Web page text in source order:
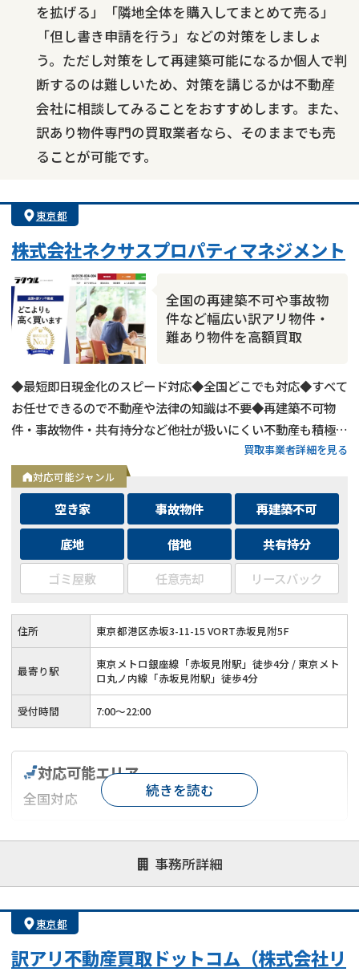
を拡げる」「隣地全体を購入してまとめて売る」
「但し書き申請を行う」などの対策をしましょ
う。ただし対策をして再建築可能になるか個人で判
断するのは難しいため、対策を講じるかは不動産
会社に相談してみることをおすすめします。また、
訳あり物件専門の買取業者なら、そのままでも売
ることが可能です。
東京都
株式会社ネクサスプロパティマネジメント
全国の再建築不可や事故物
件など幅広い訳アリ物件・
難あり物件を高額買取
◆最短即日現金化のスピード対応◆全国どこでも対応◆すべて
お任せできるので不動産や法律の知識は不要◆再建築不可物
件・事故物件・共有持分など他社が扱いにくい不動産も積極買
取◆残置物・ゴミ屋敷・シロアリ被害がある物件もそのままで
買取
買取事業者詳細を見る
対応可能ジャンル
空き家 事故物件
再建築不可
底地
借地
共有持分
ゴミ屋敷
任意売却 リースバック
住所 東京都港区赤坂3-11-15 VORT赤坂見附5F
最寄り駅
東京メトロ銀座線「赤坂見附駅」徒歩4分 / 東京メト
ロ丸ノ内線「赤坂見附駅」徒歩4分
受付時間 7:00〜22:00
事務所詳細
対応可能エリア
全国対応
対応が親身 オンライン面談可能
レスポンスが早い
1億円以上の買取可
続きを読む
東京都
訳アリ不動産買取ドットコム（株式会社リ